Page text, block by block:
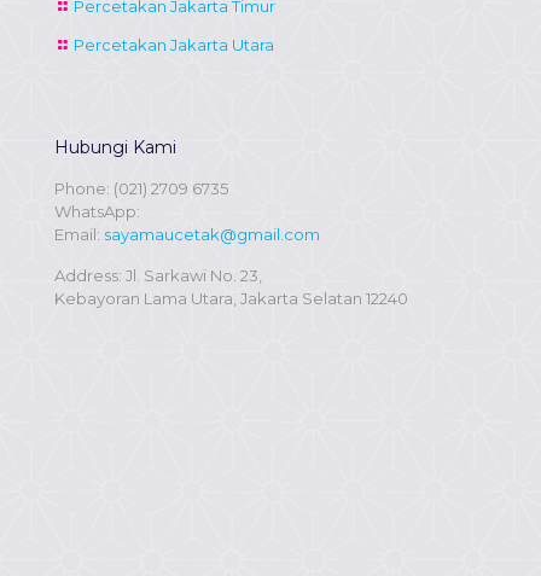
Percetakan Jakarta Timur
Percetakan Jakarta Utara
Hubungi Kami
Phone: (021) 2709 6735
WhatsApp:
Email: sayamaucetak@gmail.com
Address: Jl. Sarkawi No. 23,
Kebayoran Lama Utara, Jakarta Selatan 12240